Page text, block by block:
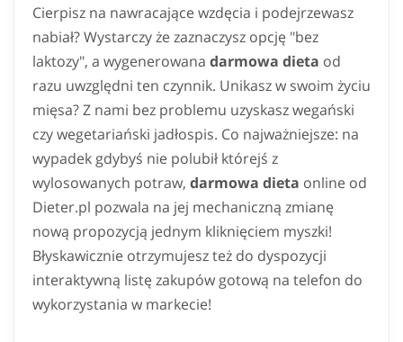
Cierpisz na nawracające wzdęcia i podejrzewasz
nabiał? Wystarczy że zaznaczysz opcję "bez
laktozy", a wygenerowana darmowa dieta od
razu uwzględni ten czynnik. Unikasz w swoim życiu
mięsa? Z nami bez problemu uzyskasz wegański
czy wegetariański jadłospis. Co najważniejsze: na
wypadek gdybyś nie polubił którejś z
wylosowanych potraw, darmowa dieta online od
Dieter.pl pozwala na jej mechaniczną zmianę
nową propozycją jednym kliknięciem myszki!
Błyskawicznie otrzymujesz też do dyspozycji
interaktywną listę zakupów gotową na telefon do
wykorzystania w markecie!